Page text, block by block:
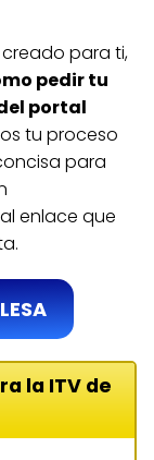
para ti,
pedir tu
portal
tu proceso
para
enlace que
la ITV de